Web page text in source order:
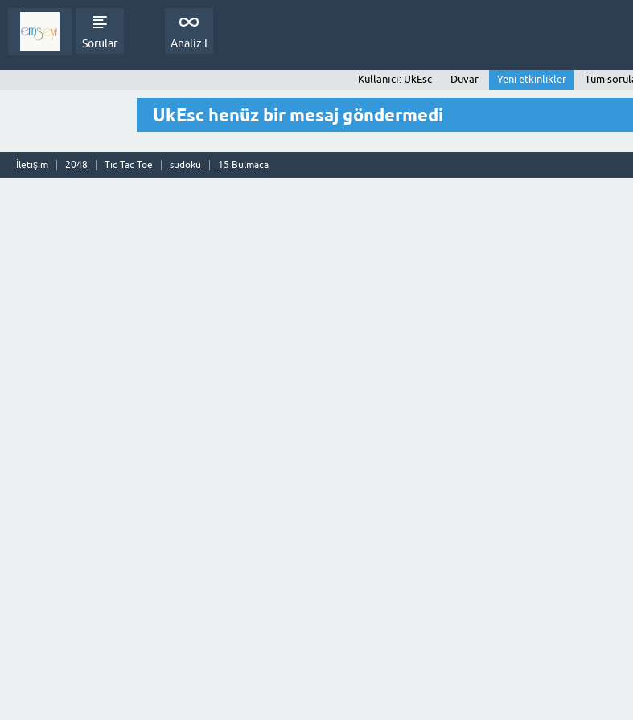
Sorular Analiz I
Kullanıcı: UkEsc Duvar Yeni etkinlikler Tüm
UkEsc henüz bir mesaj göndermedi
İletişim 2048 Tic Tac Toe sudoku 15 Bulmaca